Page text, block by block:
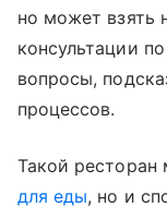
но может взять
консультации
вопросы,
процессов.
Такой ресторан
для еды, но и